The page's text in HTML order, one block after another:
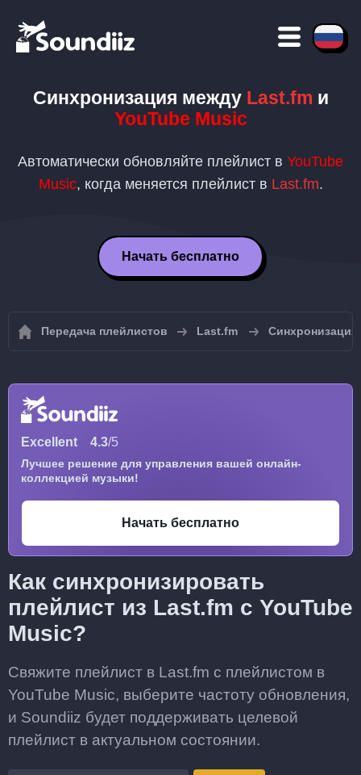
Синхронизация между Last.fm и
YouTube Music
Автоматически обновляйте плейлист в YouTube
Music, когда меняется плейлист в Last.fm.
Начать бесплатно
Передача плейлистов Last.fm
Excellent 4.3/5
Лучшее решение для управления вашей онлайн-
коллекцией музыки!
Начать бесплатно
Как синхронизировать
плейлист из Last.fm с YouTube
Music?
Свяжите плейлист в Last.fm с плейлистом в
YouTube Music, выберите частоту обновления,
и Soundiiz будет поддерживать целевой
плейлист в актуальном состоянии.